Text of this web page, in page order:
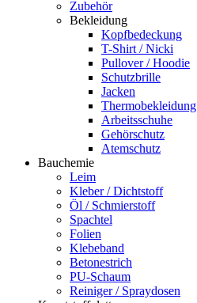
Zubehör
Bekleidung
Kopfbedeckung
T-Shirt / Nicki
Pullover / Hoodie
Schutzbrille
Jacken
Thermobekleidung
Arbeitsschuhe
Gehörschutz
Atemschutz
Bauchemie
Leim
Kleber / Dichtstoff
Öl / Schmierstoff
Spachtel
Folien
Klebeband
Betonestrich
PU-Schaum
Reiniger / Spraydosen